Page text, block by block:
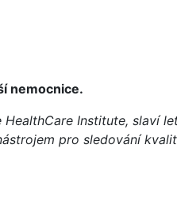
nemocnice.
Institute, slaví
pro sledování